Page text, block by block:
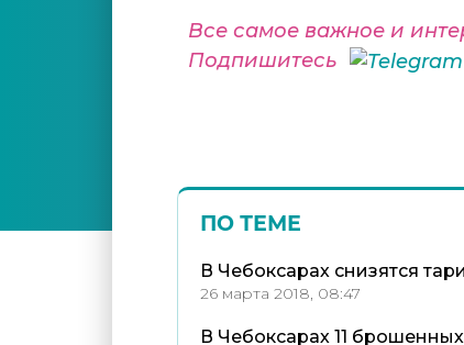
Все самое важное и
Подпишитесь
ПО ТЕМЕ
В Чебоксарах снизятся
26 марта 2018, 08:47
В Чебоксарах 11